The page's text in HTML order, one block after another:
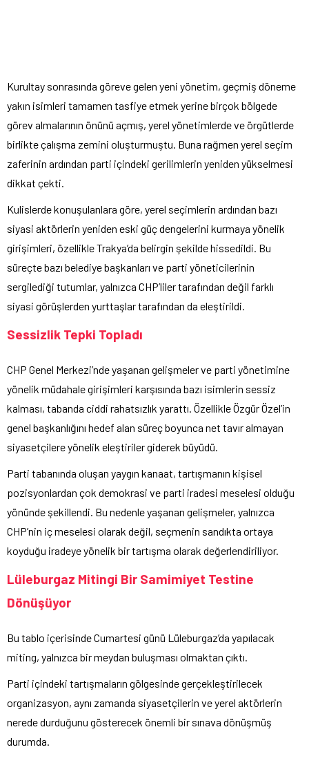
Kurultay sonrasında göreve gelen yeni yönetim, geçmiş döneme
yakın isimleri tamamen tasfiye etmek yerine birçok bölgede
görev almalarının önünü açmış, yerel yönetimlerde ve örgütlerde
birlikte çalışma zemini oluşturmuştu. Buna rağmen yerel seçim
zaferinin ardından parti içindeki gerilimlerin yeniden yükselmesi
dikkat çekti.
Kulislerde konuşulanlara göre, yerel seçimlerin ardından bazı
siyasi aktörlerin yeniden eski güç dengelerini kurmaya yönelik
girişimleri, özellikle Trakya’da belirgin şekilde hissedildi. Bu
süreçte bazı belediye başkanları ve parti yöneticilerinin
sergilediği tutumlar, yalnızca CHP’liler tarafından değil farklı
siyasi görüşlerden yurttaşlar tarafından da eleştirildi.
Sessizlik Tepki Topladı
CHP Genel Merkezi’nde yaşanan gelişmeler ve parti yönetimine
yönelik müdahale girişimleri karşısında bazı isimlerin sessiz
kalması, tabanda ciddi rahatsızlık yarattı. Özellikle Özgür Özel’in
genel başkanlığını hedef alan süreç boyunca net tavır almayan
siyasetçilere yönelik eleştiriler giderek büyüdü.
Parti tabanında oluşan yaygın kanaat, tartışmanın kişisel
pozisyonlardan çok demokrasi ve parti iradesi meselesi olduğu
yönünde şekillendi. Bu nedenle yaşanan gelişmeler, yalnızca
CHP’nin iç meselesi olarak değil, seçmenin sandıkta ortaya
koyduğu iradeye yönelik bir tartışma olarak değerlendiriliyor.
Lüleburgaz Mitingi Bir Samimiyet Testine
Dönüşüyor
Bu tablo içerisinde Cumartesi günü Lüleburgaz’da yapılacak
miting, yalnızca bir meydan buluşması olmaktan çıktı.
Parti içindeki tartışmaların gölgesinde gerçekleştirilecek
organizasyon, aynı zamanda siyasetçilerin ve yerel aktörlerin
nerede durduğunu gösterecek önemli bir sınava dönüşmüş
durumda.